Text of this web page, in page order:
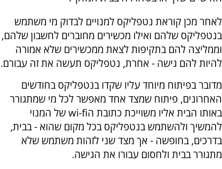
לאחר מכן קוראת נטפליקס למנויים לבדוק מי משתמש
בנטפליקס שלהם ואילו מכשירים מחוברים לחשבון שלהם,
וממליצה להם בתקיפות לצאת ממכשירים שלא אמורה
להיות להם גישה - אחרת, נטפליקס תעשה את זה עבורם.
מדובר בפיתוח מיוחד עליו שקדו בנטפליקס בחודשים
האחרונים, פיתוח שמצד אחד מאפשר לכל מי שמתגורר
באותו הבית אליו משוייכת כתובת הwi-fi של המנוי
להמשיך ולהשתמש בנטפליקס בכל מקום שהוא - בבית,
בדרכים, בחופשה - אך מצד שני לזהות משתמש שלא
מתגורר בבית ולחסום עבורו את הגישה.